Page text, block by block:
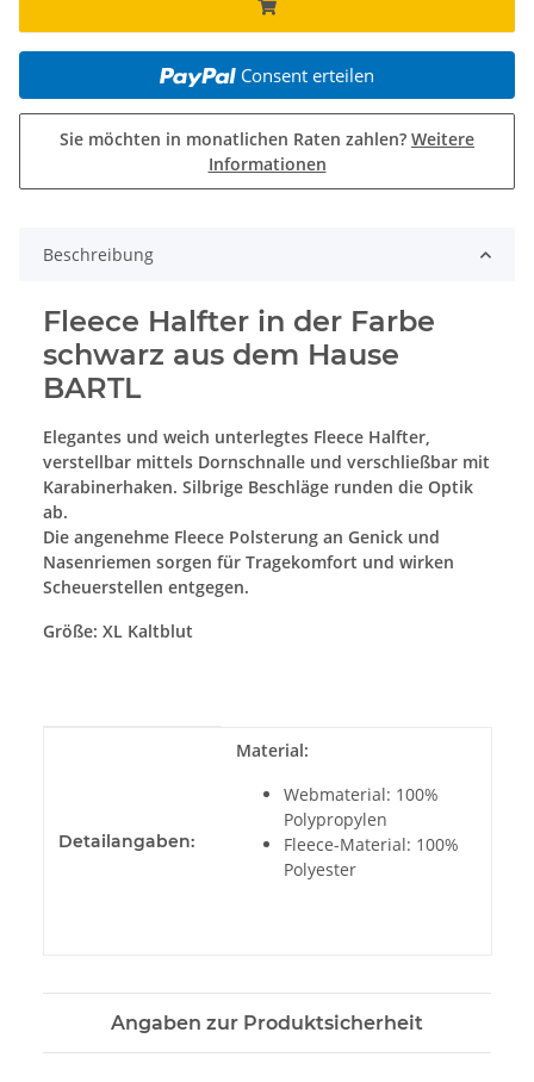
Consent erteilen
Sie möchten in monatlichen Raten zahlen? Weitere
Informationen
Beschreibung
Fleece Halfter in der Farbe
schwarz aus dem Hause
BARTL
Elegantes und weich unterlegtes Fleece Halfter,
verstellbar mittels Dornschnalle und verschließbar mit
Karabinerhaken. Silbrige Beschläge runden die Optik
ab.
Die angenehme Fleece Polsterung an Genick und
Nasenriemen sorgen für Tragekomfort und wirken
Scheuerstellen entgegen.
Größe: XL Kaltblut
Detailangaben:
Material:
Webmaterial: 100%
Polypropylen
Fleece-Material: 100%
Polyester
Angaben zur Produktsicherheit